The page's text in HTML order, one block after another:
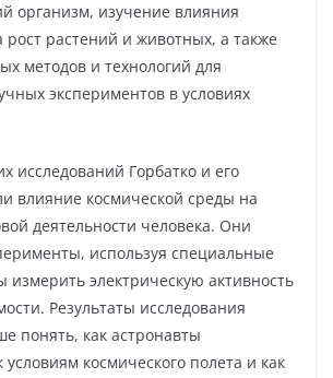
организм, изучение влияния
рост растений и животных, а также
методов и технологий для
экспериментов в условиях
исследований Горбатко и его
влияние космической среды на
деятельности человека. Они
используя специальные
электрическую активность
Результаты исследования
понять, как астронавты
космического полета и как